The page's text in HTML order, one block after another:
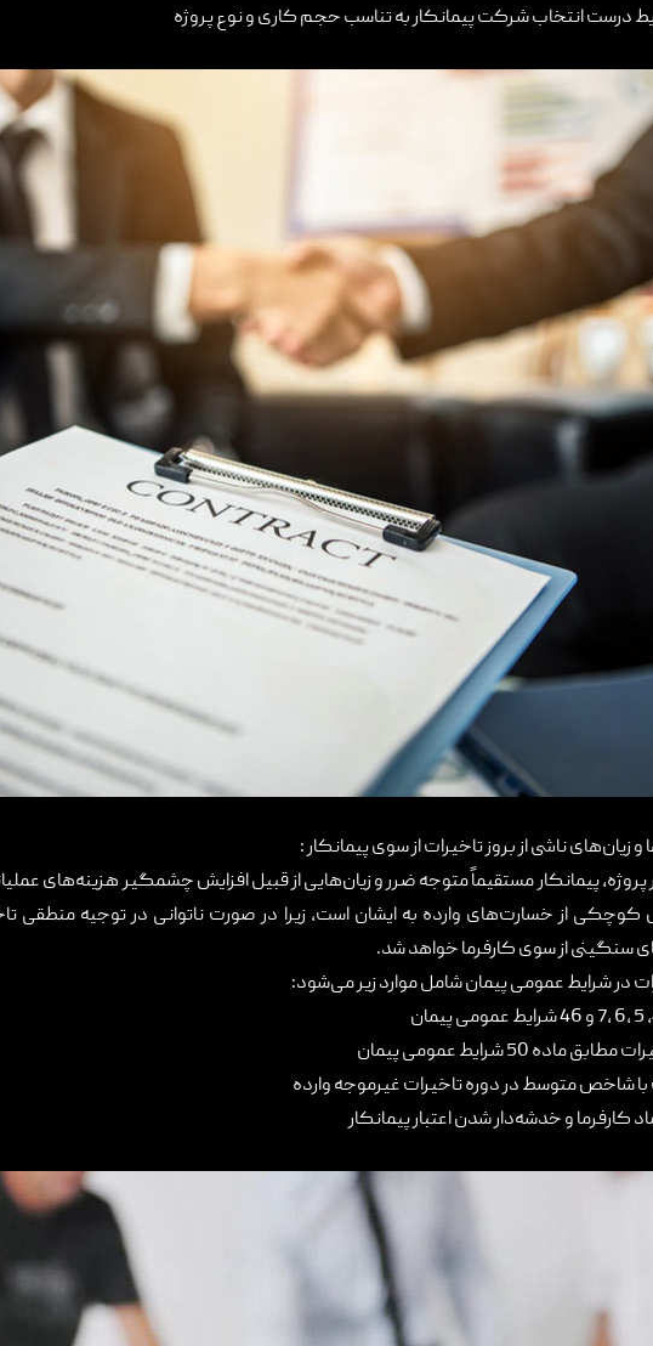
درست انتخاب شرکت پیمانکار به تناسب حجم کاری و نوع پروژه
زیان‌های ناشی از بروز تاخیرات از سوی پیمانکار :
پروژه، پیمانکار مستقیماً متوجه ضرر و زیان‌هایی از قبیل افزایش چشمگیر هزینه‌های
کوچکی از خسارت‌های وارده به ایشان است، زیرا در صورت ناتوانی در توجیه منطقی
سنگینی از سوی کارفرما خواهد شد.
در شرایط عمومی پیمان شامل موارد زیر می‌شود:
50 شرایط عمومی پیمان
شاخص متوسط در دوره تاخیرات غیرموجه وارده
کارفرما و خدشه‌دار شدن اعتبار پیمانکار